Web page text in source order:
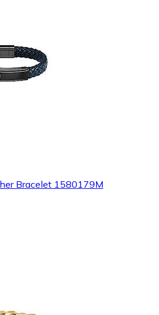
Bracelet 1580179M